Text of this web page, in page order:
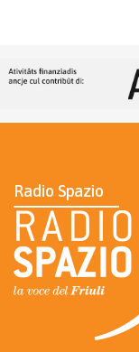
Radio Spazio